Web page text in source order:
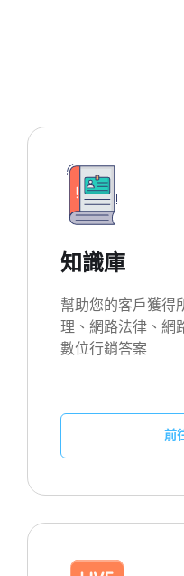
知識庫
幫助您的客戶獲得
理、網路法律、網
數位行銷答案
前